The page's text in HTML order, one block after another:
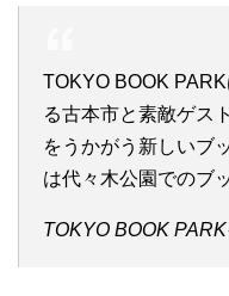
TOKYO BOOK
る古本市と素敵ゲス
をうかがう新しいブ
は代々木公園でのブ
TOKYO BOOK